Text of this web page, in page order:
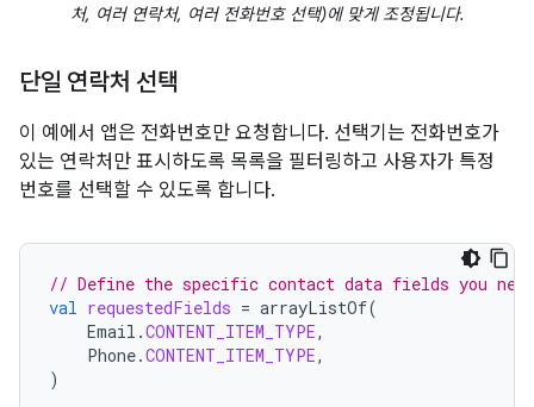
처, 여러 연락처, 여러 전화번호 선택)에 맞게 조정됩니다.
단일 연락처 선택
이 예에서 앱은 전화번호만 요청합니다. 선택기는 전화번호가
있는 연락처만 표시하도록 목록을 필터링하고 사용자가 특정
번호를 선택할 수 있도록 합니다.
// Define the specific contact data fields you need
val requestedFields = arrayListOf(
Email .CONTENT_ITEM_TYPE,
Phone.CONTENT_ITEM_TYPE,
)